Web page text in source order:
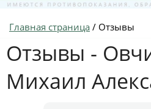
Главная страница / Отзывы
Отзывы -
Михаил